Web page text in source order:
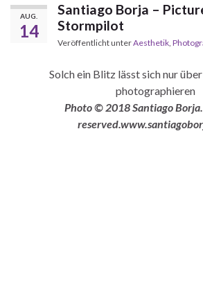
AUG.
14
Santiago Borja –
Stormpilot
Veröffentlicht unterAesthetik
Solch ein Blitz lässt sich nur
photographieren
Photo © 2018 Santiago